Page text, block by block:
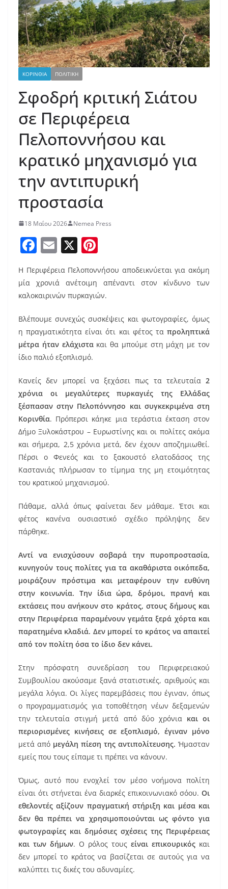
ΚΟΡΙΝΘΙΑ ΠΟΛΙΤΙΚΗ
Σφοδρή κριτική Σιάτου
σε Περιφέρεια
Πελοποννήσου και
κρατικό μηχανισμό για
την αντιπυρική
προστασία
18 Μαΐου 2026 Nemea Press
F
c
e
o
o
k
E
ai
l
X
nt
er
e
st
Η Περιφέρεια Πελοποννήσου αποδεικνύεται για ακόμη
μία χρονιά ανέτοιμη απέναντι στον κίνδυνο των
καλοκαιρινών πυρκαγιών.
Βλέπουμε συνεχώς συσκέψεις και φωτογραφίες, όμως
η πραγματικότητα είναι ότι και φέτος τα προληπτικά
μέτρα ήταν ελάχιστακαι θα μπούμε στη μάχη με τον
ίδιο παλιό εξοπλισμό.
Κανείς δεν μπορεί να ξεχάσει πως τα τελευταία 2
χρόνια οι μεγαλύτερες πυρκαγιές της Ελλάδας
ξέσπασαν στην Πελοπόννησο και συγκεκριμένα στη
Κορινθία. Πρόπερσι κάηκε μια τεράστια έκταση στον
Δήμο Ξυλοκάστρου – Ευρωστίνης και οι πολίτες ακόμα
και σήμερα, 2,5 χρόνια μετά, δεν έχουν αποζημιωθεί.
Πέρσι ο Φενεός και το ξακουστό ελατοδάσος της
Καστανιάς πλήρωσαν το τίμημα της μη ετοιμότητας
του κρατικού μηχανισμού.
Πάθαμε, αλλά όπως φαίνεται δεν μάθαμε. Έτσι και
φέτος κανένα ουσιαστικό σχέδιο πρόληψης δεν
πάρθηκε.
Αντί να ενισχύσουν σοβαρά την πυροπροστασία,
κυνηγούν τους πολίτες για τα ακαθάριστα οικόπεδα,
μοιράζουν πρόστιμα και μεταφέρουν την ευθύνη
στην κοινωνία. Την ίδια ώρα, δρόμοι, πρανή και
εκτάσεις που ανήκουν στο κράτος, στους δήμους και
στην Περιφέρεια παραμένουν γεμάτα ξερά χόρτα και
παρατημένα κλαδιά. Δεν μπορεί το κράτος να απαιτεί
από τον πολίτη όσα το ίδιο δεν κάνει.
Στην πρόσφατη συνεδρίαση του Περιφερειακού
Συμβουλίου ακούσαμε ξανά στατιστικές, αριθμούς και
μεγάλα λόγια. Οι λίγες παρεμβάσεις που έγιναν, όπως
ο προγραμματισμός για τοποθέτηση νέων δεξαμενών
την τελευταία στιγμή μετά από δύο χρόνια και οι
περιορισμένες κινήσεις σε εξοπλισμό, έγιναν μόνο
μετά από μεγάλη πίεση της αντιπολίτευσης. Ήμασταν
εμείς που τους είπαμε τι πρέπει να κάνουν.
Όμως, αυτό που ενοχλεί τον μέσο νοήμονα πολίτη
είναι ότι στήνεται ένα διαρκές επικοινωνιακό σόου. Οι
εθελοντές αξίζουν πραγματική στήριξη και μέσα και
δεν θα πρέπει να χρησιμοποιούνται ως φόντο για
φωτογραφίες και δημόσιες σχέσεις της Περιφέρειας
και των δήμων. Ο ρόλος τους είναι επικουρικός και
δεν μπορεί το κράτος να βασίζεται σε αυτούς για να
καλύπτει τις δικές του αδυναμίες.